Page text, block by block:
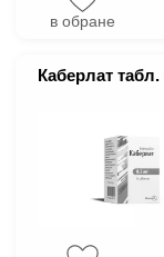
в обране
Каберлат